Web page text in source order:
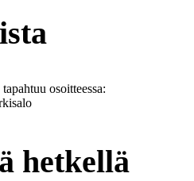
osoitteessa:
hetkellä